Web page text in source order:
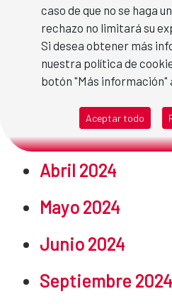
caso de que no se haga
rechazo no limitará su
Si desea obtener más
nuestra política de
botón "Más información"
Aceptar todo
Febrero 2024
Especial marzo
Día del Libro
Abril 2024
Mayo 2024
Junio 2024
Septiembre 2024